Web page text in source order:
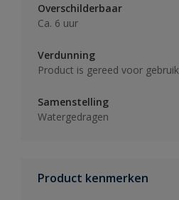
Overschilderbaar
Ca. 6 uur
Verdunning
Product is gereed voor gebruik
Samenstelling
Watergedragen
Product kenmerken